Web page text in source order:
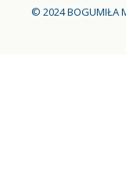
© 2024 BOGUMIŁA